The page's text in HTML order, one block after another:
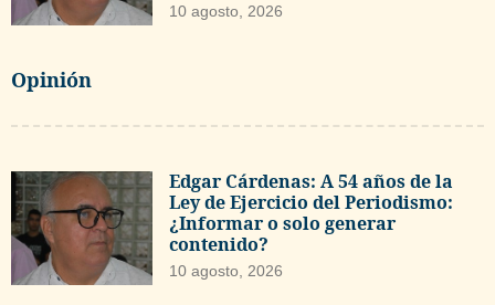
10 agosto, 2026
Opinión
Edgar Cárdenas: A 54 años de la
Ley de Ejercicio del Periodismo:
¿Informar o solo generar
contenido?
10 agosto, 2026